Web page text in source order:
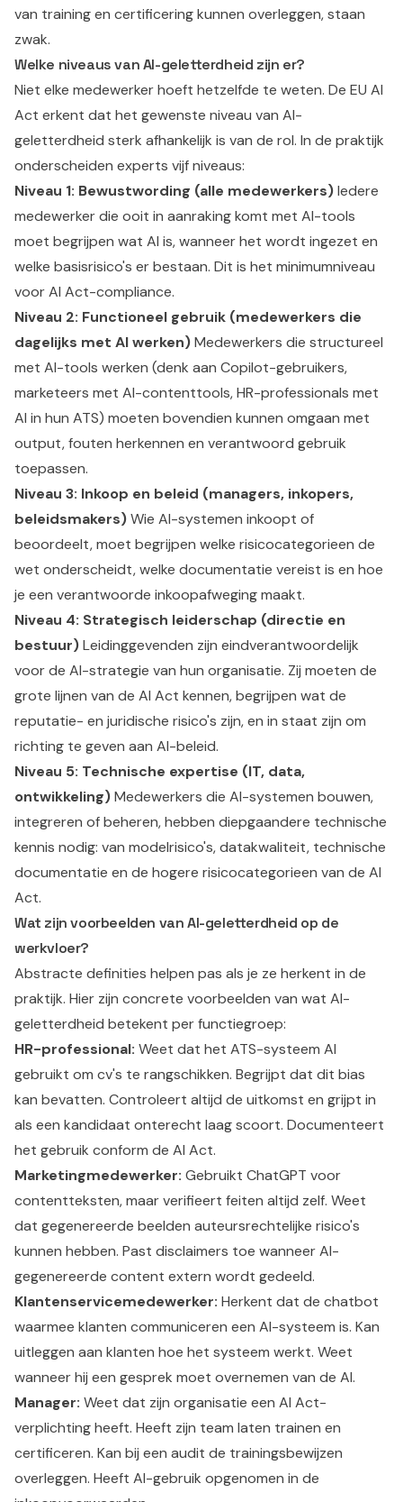
van training en certificering kunnen overleggen, staan
zwak.
Welke niveaus van AI-geletterdheid zijn er?
Niet elke medewerker hoeft hetzelfde te weten. De EU AI
Act erkent dat het gewenste niveau van AI-
geletterdheid sterk afhankelijk is van de rol. In de praktijk
onderscheiden experts vijf niveaus:
Niveau 1: Bewustwording (alle medewerkers)Iedere
medewerker die ooit in aanraking komt met AI-tools
moet begrijpen wat AI is, wanneer het wordt ingezet en
welke basisrisico's er bestaan. Dit is het minimumniveau
voor AI Act-compliance.
Niveau 2: Functioneel gebruik (medewerkers die
dagelijks met AI werken)Medewerkers die structureel
met AI-tools werken (denk aan Copilot-gebruikers,
marketeers met AI-contenttools, HR-professionals met
AI in hun ATS) moeten bovendien kunnen omgaan met
output, fouten herkennen en verantwoord gebruik
toepassen.
Niveau 3: Inkoop en beleid (managers, inkopers,
beleidsmakers)Wie AI-systemen inkoopt of
beoordeelt, moet begrijpen welke risicocategorieen de
wet onderscheidt, welke documentatie vereist is en hoe
je een verantwoorde inkoopafweging maakt.
Niveau 4: Strategisch leiderschap (directie en
bestuur)Leidinggevenden zijn eindverantwoordelijk
voor de AI-strategie van hun organisatie. Zij moeten de
grote lijnen van de AI Act kennen, begrijpen wat de
reputatie- en juridische risico's zijn, en in staat zijn om
richting te geven aan AI-beleid.
Niveau 5: Technische expertise (IT, data,
ontwikkeling)Medewerkers die AI-systemen bouwen,
integreren of beheren, hebben diepgaandere technische
kennis nodig: van modelrisico's, datakwaliteit, technische
documentatie en de hogere risicocategorieen van de AI
Act.
Wat zijn voorbeelden van AI-geletterdheid op de
werkvloer?
Abstracte definities helpen pas als je ze herkent in de
praktijk. Hier zijn concrete voorbeelden van wat AI-
geletterdheid betekent per functiegroep:
HR-professional: Weet dat het ATS-systeem AI
gebruikt om cv's te rangschikken. Begrijpt dat dit bias
kan bevatten. Controleert altijd de uitkomst en grijpt in
als een kandidaat onterecht laag scoort. Documenteert
het gebruik conform de AI Act.
Marketingmedewerker: Gebruikt ChatGPT voor
contentteksten, maar verifieert feiten altijd zelf. Weet
dat gegenereerde beelden auteursrechtelijke risico's
kunnen hebben. Past disclaimers toe wanneer AI-
gegenereerde content extern wordt gedeeld.
Klantenservicemedewerker: Herkent dat de chatbot
waarmee klanten communiceren een AI-systeem is. Kan
uitleggen aan klanten hoe het systeem werkt. Weet
wanneer hij een gesprek moet overnemen van de AI.
Manager: Weet dat zijn organisatie een AI Act-
verplichting heeft. Heeft zijn team laten trainen en
certificeren. Kan bij een audit de trainingsbewijzen
overleggen. Heeft AI-gebruik opgenomen in de